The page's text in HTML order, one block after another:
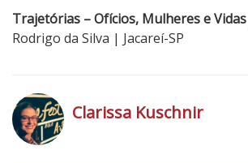
Trajetórias – Ofícios, Mulheres e Vidas
Rodrigo da Silva | Jacareí-SP
Clarissa Kuschnir